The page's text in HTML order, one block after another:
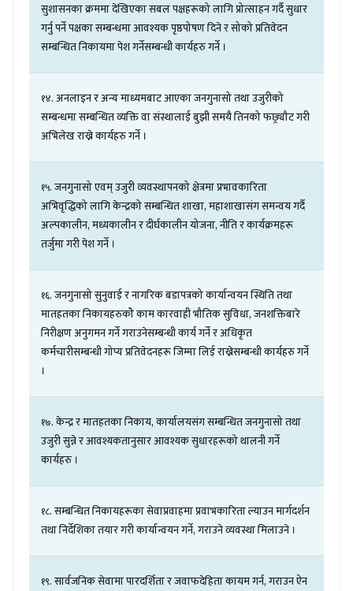
सुशासनकाक्रममादेखिएकासबलपक्षहरूकोलागिप्रोत्साहनगर्दैसुधार
गर्नुपर्नेपक्षकासम्बन्धमाआवश्यकपृष्ठपोषणदिनेरसोकोप्रतिवेदन
सम्बन्धितनिकायमापेशगर्नेसम्बन्धीकार्यहरुगर्ने ।
१४.अनलाइनरअन्यमाध्यमबाटआएकाजनगुनासोतथाउजुरीको
सम्बन्धमासम्बन्धितव्यक्तिवासंस्थालाईबुझीसमयैतिनकोफछ्र्यौटगरी
अभिलेखराख्नेकार्यहरुगर्ने ।
१५.जनगुनासोएवम्उजुरीव्यवस्थापनकोक्षेत्रमाप्रभावकारिता
अभिवृद्धिकोलागिकेन्द्रकोसम्बन्धितशाखा,महाशाखासंगसमन्वयगर्दै
अल्पकालीन,मध्यकालीनरदीर्घकालीनयोजना,नीतिरकार्यक्रमहरू
तर्जुमागरीपेशगर्ने ।
१६.जनगुनासोसुनुवाईरनागरिकबडापत्रकोकार्यान्वयनस्थितितथा
मातहतकानिकायहरुकोेकामकारवाहीभौतिकसुविधा,जनशक्तिबारे
निरीक्षणअनुगमनगर्नेगराउनेसम्बन्धीकार्यगर्नेरअधिकृत
कर्मचारीसम्बन्धीगोप्यप्रतिवेदनहरूजिम्मालिईराख्नेसम्बन्धीकार्यहरुगर्ने
।
१७.केन्द्ररमातहतकानिकाय,कार्यालयसंगसम्बन्धितजनगुनासोतथा
उजुरीसुन्नेरआवश्यकतानुसारआवश्यकसुधारहरूकोथालनीगर्ने
कार्यहरु ।
१८.सम्बन्धितनिकायहरूकासेवाप्रवाहमाप्रवाभकारिताल्याउनमार्गदर्शन
तथानिर्देशिकातयारगरीकार्यान्वयनगर्ने,गराउनेव्यवस्थामिलाउने ।
१९.सार्वजनिकसेवामापारदर्शितारजवाफदेहिताकायमगर्न,गराउनऐन